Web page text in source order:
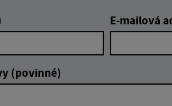
E-mailová
(povinné)